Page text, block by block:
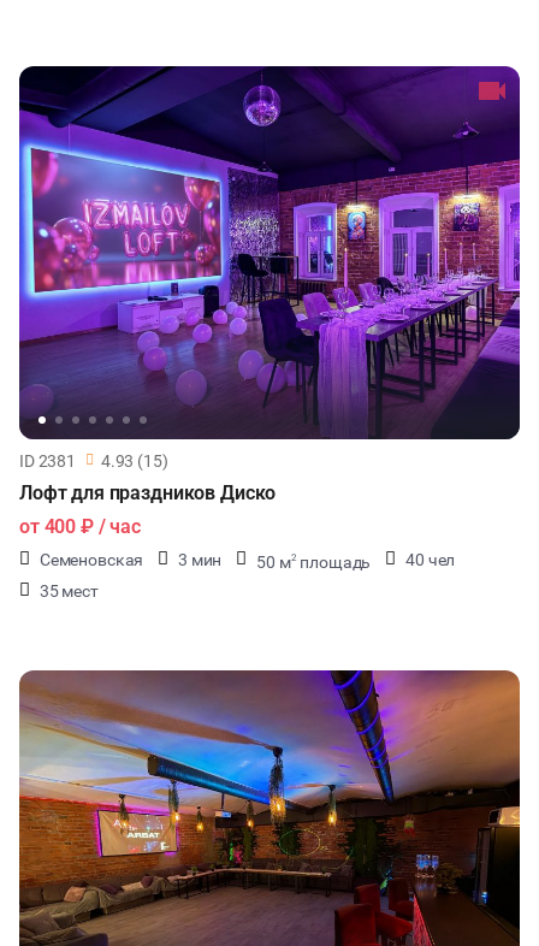
ID 2381 4.93 (15)
Лофт для праздников Диско
от 400 ₽/ час
Семеновская 3 мин 50 м2 площадь
40 чел
35 мест